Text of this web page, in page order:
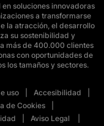
soluciones innovadoras
a transformarse
la atracción, el desarrollo
su sostenibilidad y
más de 400.000 clientes
con oportunidades de
los tamaños y sectores.
uso
Accesibilidad
de Cookies
Aviso Legal